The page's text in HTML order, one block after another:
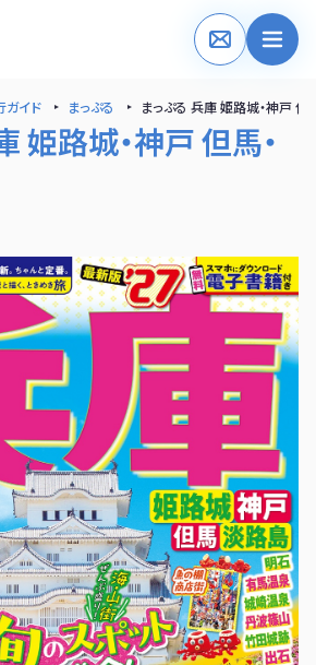
姫路城・神戸 但馬・
ガイド まっぷる まっぷる 兵庫 姫路城・神戸 但